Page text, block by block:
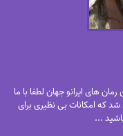
های ایرانو جهان لطفا با ما
که امکانات بی نظیری برای
...